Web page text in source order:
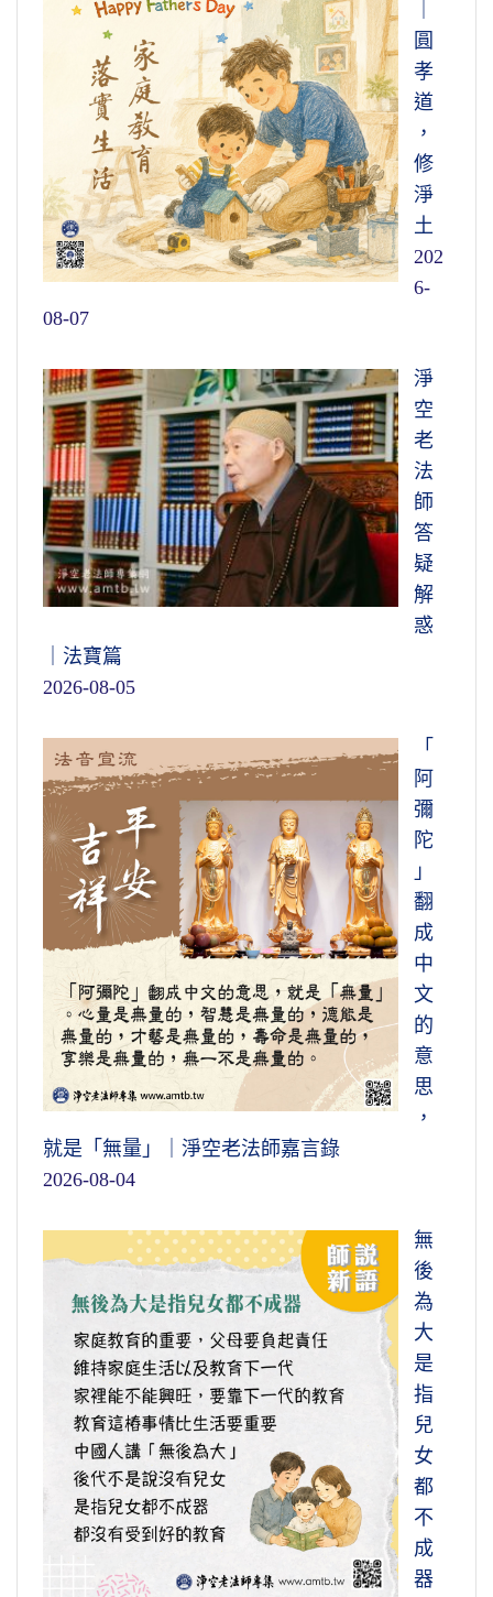
圓
孝
道
，
修
淨
土
202
6-
08-07
淨
空
老
法
師
答
疑
解
惑
｜法寶篇
2026-08-05
「
阿
彌
陀
」
翻
成
中
文
的
意
思
，
就是「無量」｜淨空老法師嘉言錄
2026-08-04
無
後
為
大
是
指
兒
女
都
不
成
器